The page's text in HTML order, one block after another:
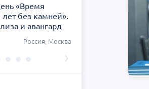
«Время
без камней».
и авангард
Россия, Москва
Заседание ДОК
СЗФО. Актуальные
›